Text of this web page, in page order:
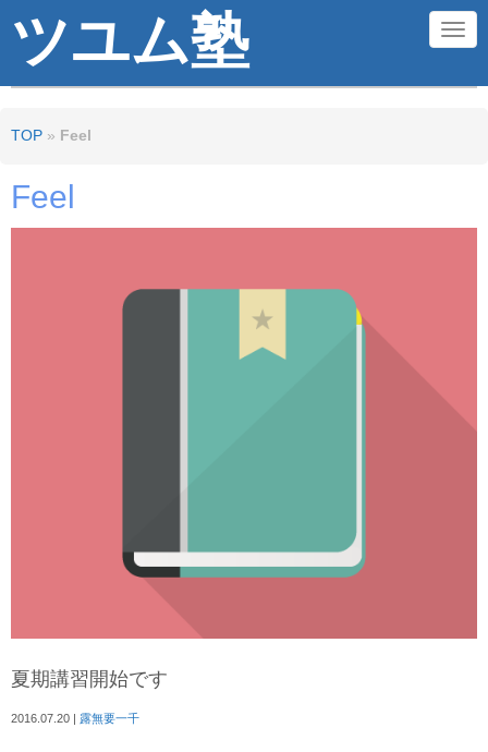
ツユム塾 N
TOP » Feel
Feel
夏期講習開始です
2016.07.20 | 露無要一千